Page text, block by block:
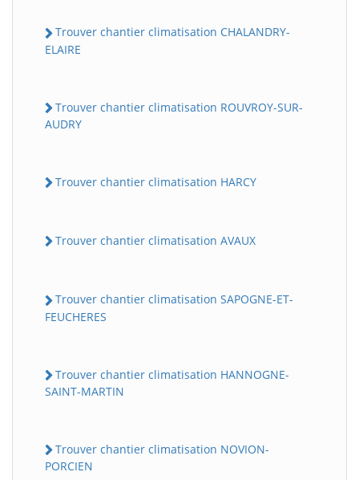
Trouver chantier climatisation CHALANDRY-
ELAIRE
Trouver chantier climatisation ROUVROY-SUR-
AUDRY
Trouver chantier climatisation HARCY
Trouver chantier climatisation AVAUX
Trouver chantier climatisation SAPOGNE-ET-
FEUCHERES
Trouver chantier climatisation HANNOGNE-
SAINT-MARTIN
Trouver chantier climatisation NOVION-
PORCIEN
BatiWebPro